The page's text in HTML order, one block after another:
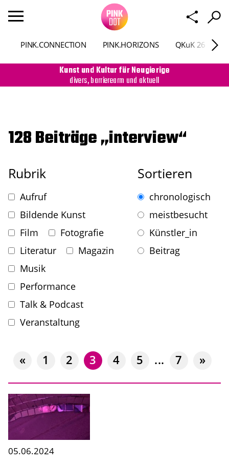
PINK.CONNECTION PINK.HORIZONS QKuK 26
Kunst und Kultur für Neugierige
divers, barrierearm und aktuell
128 Beiträge „interview“
Rubrik
Aufruf
Bildende Kunst
Film
Fotografie
Literatur
Magazin
Musik
Performance
Talk & Podcast
Veranstaltung
Sortieren
chronologisch
meistbesucht
Künstler_in
Beitrag
« 1 2 3 4 5 ... 7 »
05.06.2024